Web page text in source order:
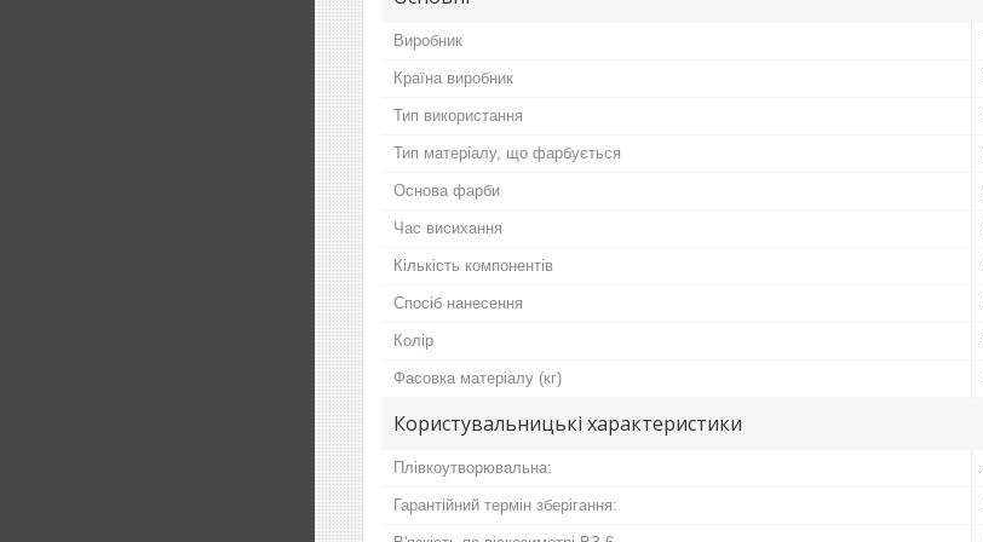
Виробник
Країна виробник
Тип використання
Тип матеріалу, що фарбується
Основа фарби
Час висихання
Кількість компонентів
Спосіб нанесення
Колір
Фасовка матеріалу (кг)
Користувальницькі характеристики
Плівкоутворювальна:
Гарантійний термін зберігання: